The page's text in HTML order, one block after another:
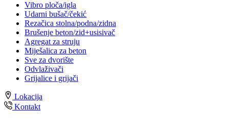
Vibro ploča/igla
Udarni bušač/čekić
Rezačica stolna/podna/zidna
Brušenje beton/zid+usisivač
Agregat za struju
Miješalica za beton
Sve za dvorište
Odvlaživači
Grijalice i grijači
Lokacija
Kontakt